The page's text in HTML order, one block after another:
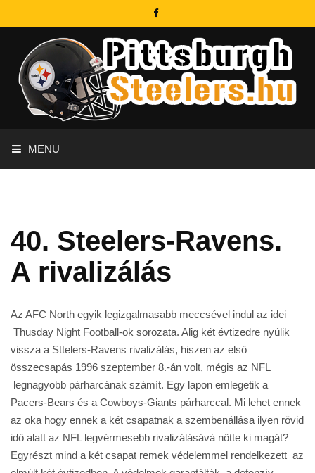
MENU
40. Steelers-Ravens.
A rivalizálás
Az AFC North egyik legizgalmasabb meccsével indul az idei
Thusday Night Football-ok sorozata. Alig két évtizedre nyúlik
vissza a Sttelers-Ravens rivalizálás, hiszen az első
összecsapás 1996 szeptember 8.-án volt, mégis az NFL
legnagyobb párharcának számít. Egy lapon emlegetik a
Pacers-Bears és a Cowboys-Giants párharccal. Mi lehet ennek
az oka hogy ennek a két csapatnak a szembenállása ilyen rövid
idő alatt az NFL legvérmesebb rivalizálásává nőtte ki magát?
Egyrészt mind a két csapat remek védelemmel rendelkezett az